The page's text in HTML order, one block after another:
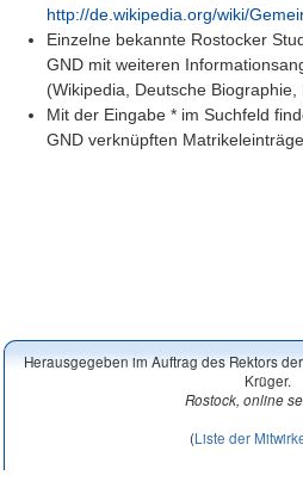
http://de.wikipedia.org/wiki/
Einzelne bekannte Rostocker
GND mit weiteren
(Wikipedia, Deutsche
Mit der Eingabe * im Suchfeld
GND verknüpften Matrikeleinträge.
Herausgegeben im Auftrag des Rektors
Krüger.
Rostock, online
(Liste der